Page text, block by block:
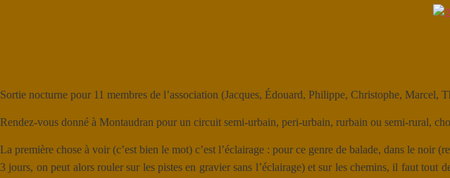
Sortie nocturne pour 11 membres de l’association (Jacques, Édouard, Philippe, Christophe, Marcel,
Rendez-vous donné à Montaudran pour un circuit semi-urbain, peri-urbain, rurbain ou semi-rural,
La première chose à voir (c’est bien le mot) c’est l’éclairage : pour ce genre de balade, dans le
3 jours, on peut alors rouler sur les pistes en gravier sans l’éclairage) et sur les chemins, il faut